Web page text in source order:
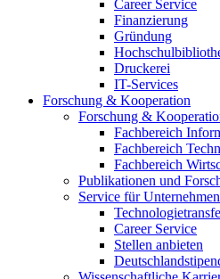
Career Service
Finanzierung
Gründung
Druckerei
IT-Services
Forschung & Kooperation
Forschung &
Fachbereich
Fachbereich
Fachbereich
Publikationen und
Service für Unternehmen
Career Service
Stellen anbieten